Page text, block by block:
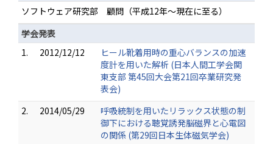
ソフトウェア研究部 顧問（平成12年～現在に至る）
学会発表
1.
2012/12/12
ヒール靴着用時の重心バランスの加速
度計を用いた解析 (日本人間工学会関
東支部 第45回大会第21回卒業研究発
表会)
2.
2014/05/29
呼吸統制を用いたリラックス状態の制
御下における聴覚誘発脳磁界と心電図
の関係 (第29回日本生体磁気学会)